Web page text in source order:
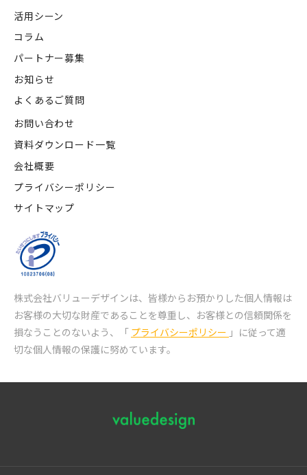
活用シーン
コラム
パートナー募集
お知らせ
よくあるご質問
お問い合わせ
資料ダウンロード一覧
会社概要
プライバシーポリシー
サイトマップ
株式会社バリューデザインは、皆様からお預かりした個人情報は
お客様の大切な財産であることを尊重し、 お客様との信頼関係を
損なうことのないよう、「 プライバシーポリシー 」に従って適
切な個人情報の保護に努めています。